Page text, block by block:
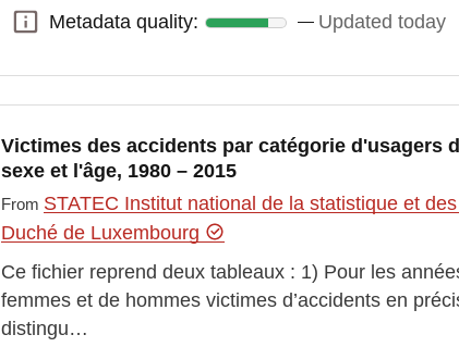
Metadata quality:
Metadata quality: Updated today
Victimes des accidents par catégorie d'usagers
sexe et l'âge, 1980 – 2015
From STATEC Institut national de la statistique et
Duché de Luxembourg
Ce fichier reprend deux tableaux : 1) Pour les
femmes et de hommes victimes d’accidents en
distingu…